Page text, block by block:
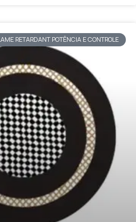
RETARDANT POTÊNCIA E CONTROLE